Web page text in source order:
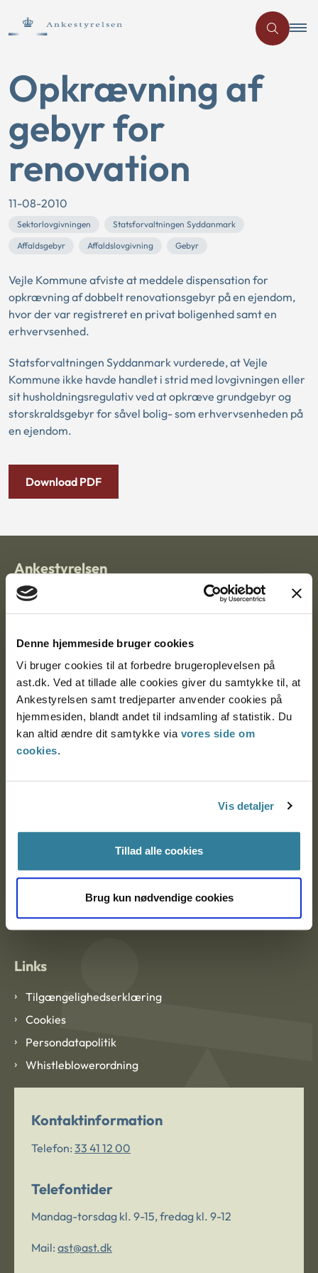
Denne hjemmeside bruger cookies
Vi bruger cookies til at forbedre brugeroplevelsen på
ast.dk. Ved at tillade alle cookies giver du samtykke til, at
Ankestyrelsen samt tredjeparter anvender cookies på
hjemmesiden, blandt andet til indsamling af statistik. Du
kan altid ændre dit samtykke via vores side om
cookies.
Vis detaljer
Tillad alle cookies
Brug kun nødvendige cookies
Opkrævning af
gebyr for
renovation
11-08-2010
Sektorlovgivningen
Statsforvaltningen Syddanmark
Affaldsgebyr
Affaldslovgivning Gebyr
Vejle Kommune afviste at meddele dispensation for
opkrævning af dobbelt renovationsgebyr på en ejendom,
hvor der var registreret en privat boligenhed samt en
erhvervsenhed.
Statsforvaltningen Syddanmark vurderede, at Vejle
Kommune ikke havde handlet i strid med lovgivningen eller
sit husholdningsregulativ ved at opkræve grundgebyr og
storskraldsgebyr for såvel bolig- som erhvervsenheden på
en ejendom.
Download PDF
Ankestyrelsen
Postadresse:
9000 Aalborg
Ankestyrelsen Aalborg
Ankestyrelsen København
Om Ankestyrelsen
Om Ankestyrelsen
Blanketter og kontaktformularer
Links
Tilgængelighedserklæring
Cookies
Persondatapolitik
Whistleblowerordning
Kontaktinformation
Telefon: 33 41 12 00
Telefontider
Mandag-torsdag kl. 9-15, fredag kl. 9-12
Mail: ast@ast.dk